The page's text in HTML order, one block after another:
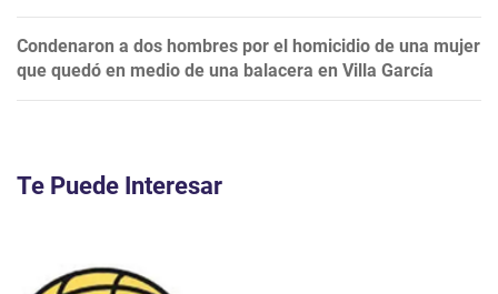
Condenaron a dos hombres por el homicidio de una mujer
que quedó en medio de una balacera en Villa García
Te Puede Interesar